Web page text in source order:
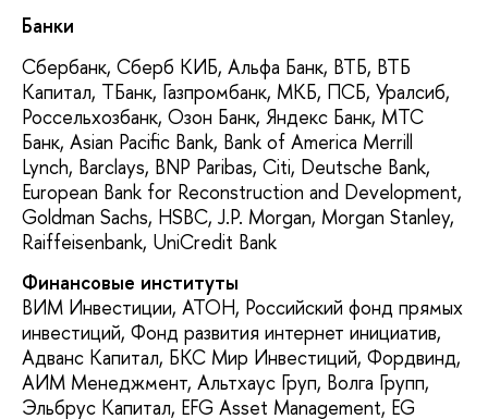
Банки
Сбербанк, Сберб КИБ, Альфа Банк, ВТБ, ВТБ
Капитал, ТБанк, Газпромбанк, МКБ, ПСБ, Уралсиб,
Россельхозбанк, Озон Банк, Яндекс Банк, МТС
Банк, Asian Pacific Bank, Bank of America Merrill
Lynch, Barclays, BNP Paribas, Citi, Deutsche Bank,
European Bank for Reconstruction and Development,
Goldman Sachs, HSBC, J.P. Morgan, Morgan Stanley,
Raiffeisenbank, UniCredit Bank
Финансовые институты
ВИМ Инвестиции, АТОН, Российский фонд прямых
инвестиций, Фонд развития интернет инициатив,
Адванс Капитал, БКС Мир Инвестиций, Фордвинд,
АИМ Менеджмент, Альтхаус Груп, Волга Групп,
Эльбрус Капитал, EFG Asset Management, EG